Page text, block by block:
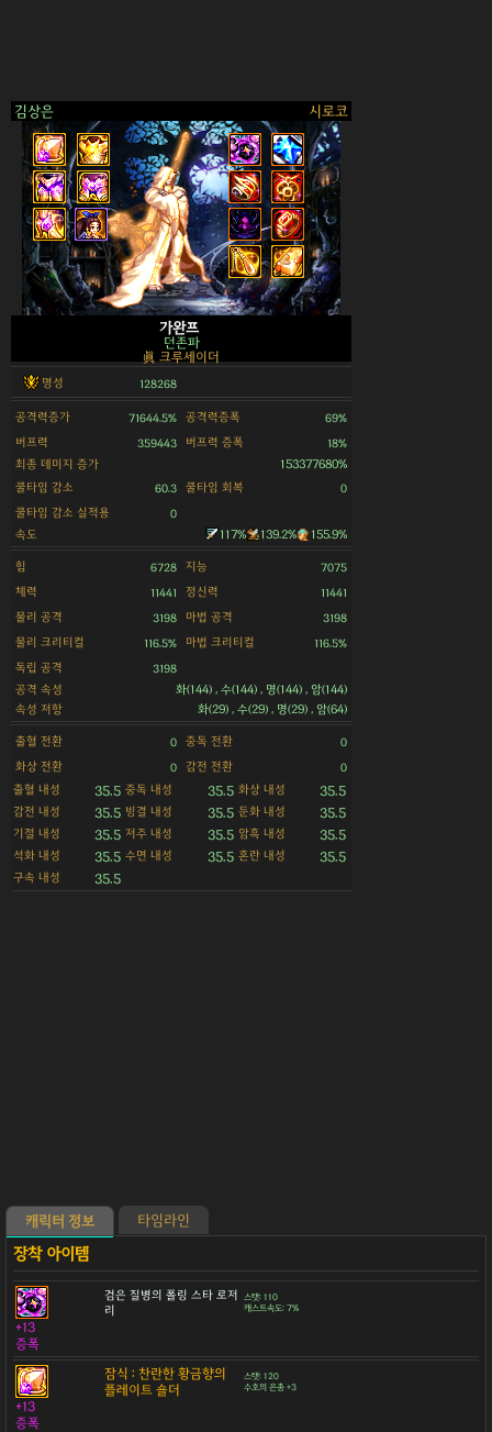
김상은 시로코
>
가완프
던존파
眞 크루세이더
명성 128268
공격력증가 71644.5% 공격력증폭 69%
버프력 359443 버프력 증폭 18%
최종 데미지 증가
153377680%
쿨타임 감소
60.3 쿨타임 회복 0
쿨타임 감소 실적용 0
속도 117% 139.2% 155.9%
힘 6728 지능 7075
체력 11441 정신력 11441
물리 공격 3198 마법 공격 3198
물리 크리티컬 116.5% 마법 크리티컬 116.5%
독립 공격 3198
공격 속성
화(144) , 수(144) , 명(144) , 암(144)
속성 저항
화(29) , 수(29) , 명(29) , 암(64)
출혈 전환 0 중독 전환 0
화상 전환 0 감전 전환 0
출혈 내성 35.5 중독 내성 35.5 화상 내성 35.5
감전 내성 35.5 빙결 내성 35.5 둔화 내성 35.5
기절 내성 35.5 저주 내성 35.5 암흑 내성 35.5
석화 내성 35.5 수면 내성 35.5 혼란 내성 35.5
구속 내성 35.5
캐릭터 정보 타임라인
검은 질병의 폴링 스타 로저
리
스탯: 110
캐스트속도: 7%
+13
증폭
잠식 : 찬란한 황금향의
플레이트 숄더
스탯: 120
수호의 은총 +3
+13
증폭